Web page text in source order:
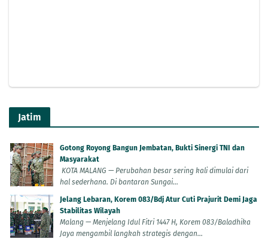
Jatim
Gotong Royong Bangun Jembatan, Bukti Sinergi TNI dan
Masyarakat
KOTA MALANG — Perubahan besar sering kali dimulai dari
hal sederhana. Di bantaran Sungai...
Jelang Lebaran, Korem 083/Bdj Atur Cuti Prajurit Demi Jaga
Stabilitas Wilayah
Malang — Menjelang Idul Fitri 1447 H, Korem 083/Baladhika
Jaya mengambil langkah strategis dengan...